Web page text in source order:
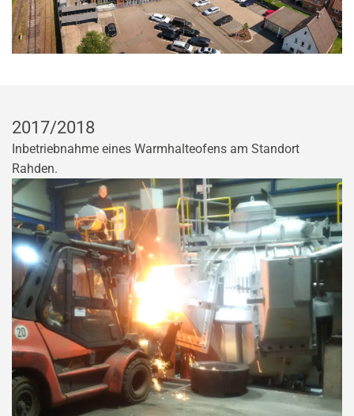
2017/2018
Inbetriebnahme eines Warmhalteofens am Standort
Rahden.